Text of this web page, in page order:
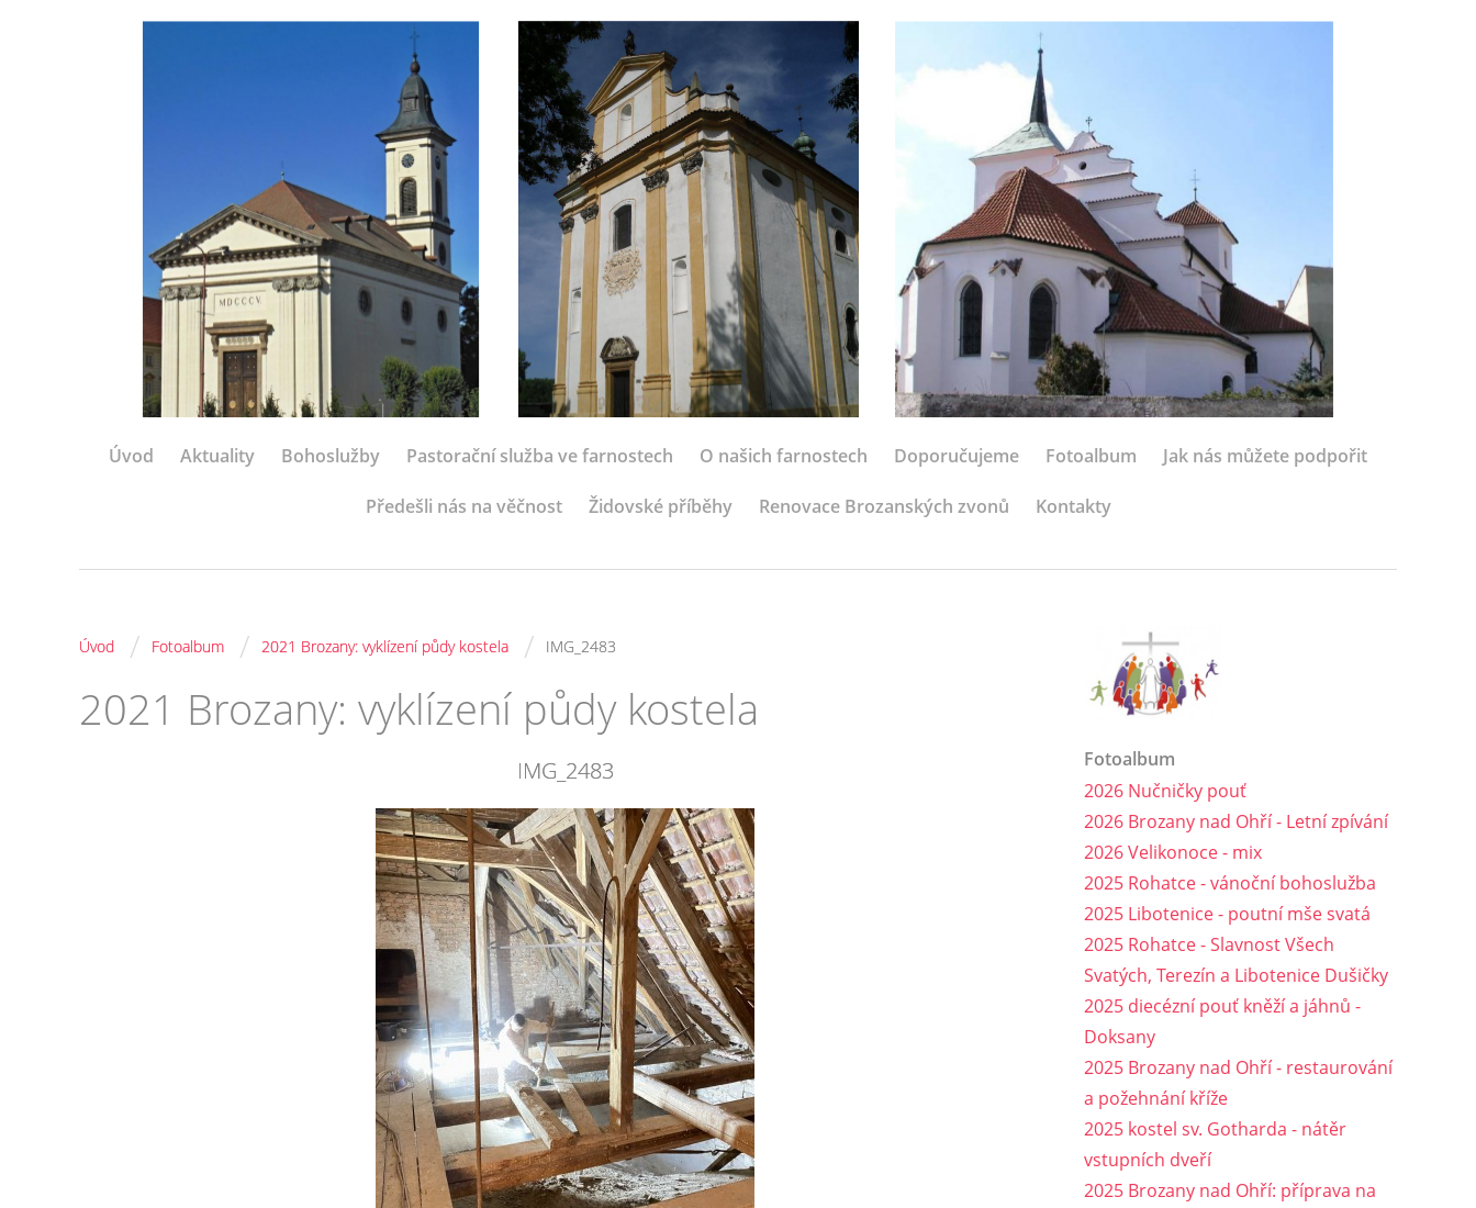
Úvod Aktuality Bohoslužby Pastorační služba ve farnostech O našich farnostech Doporučujeme Fotoalbum Jak nás můžete podpořit
Předešli nás na věčnost Židovské příběhy Renovace Brozanských zvonů Kontakty
Úvod / Fotoalbum / 2021 Brozany: vyklízení půdy kostela / IMG_2483
2021 Brozany: vyklízení půdy kostela
IMG_2483
Fotoalbum
2026 Nučničky pouť
2026 Brozany nad Ohří - Letní zpívání
2026 Velikonoce - mix
2025 Rohatce - vánoční bohoslužba
2025 Libotenice - poutní mše svatá
2025 Rohatce - Slavnost Všech
Svatých, Terezín a Libotenice Dušičky
2025 diecézní pouť kněží a jáhnů -
Doksany
2025 Brozany nad Ohří - restaurování
a požehnání kříže
2025 kostel sv. Gotharda - nátěr
vstupních dveří
2025 Brozany nad Ohří: příprava na